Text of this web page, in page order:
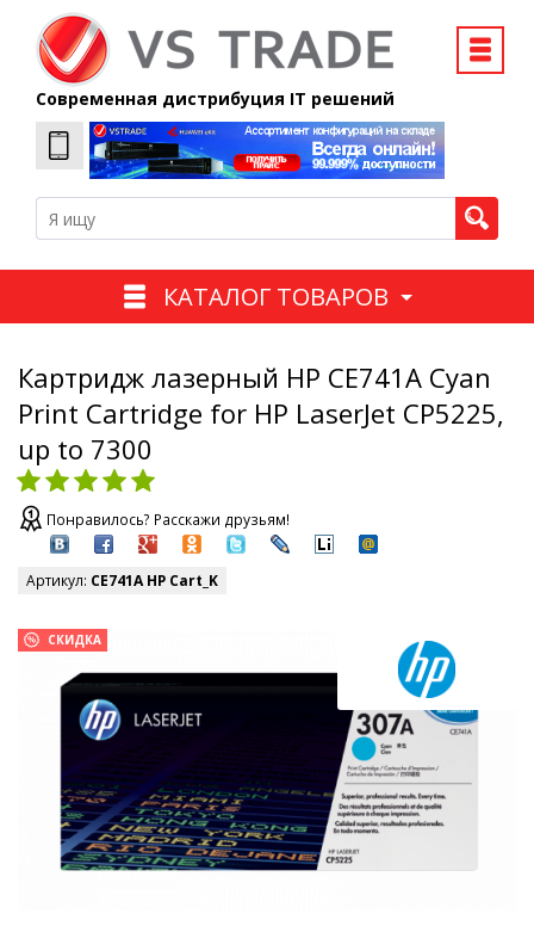
Современная дистрибуция IT решений
КАТАЛОГ ТОВАРОВ
Картридж лазерный HP CE741A Cyan
Print Cartridge for HP LaserJet CP5225,
up to 7300
Понравилось? Расскажи друзьям!
Артикул: CE741A HP Cart_K
СКИДКА